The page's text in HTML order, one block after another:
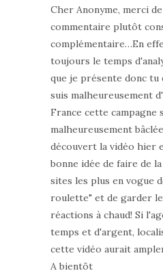
Cher Anonyme, merci
commentaire plutôt
complémentaire…En
toujours le temps
que je présente donc tu
suis malheureusement
France cette campagne
malheureusement
découvert la vidéo hier
bonne idée de faire de
sites les plus en vogue
roulette" et de garder
réactions à chaud! Si
temps et d'argent,
cette vidéo aurait
A bientôt